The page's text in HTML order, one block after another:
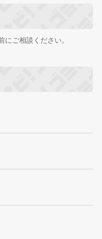
にご相談ください。